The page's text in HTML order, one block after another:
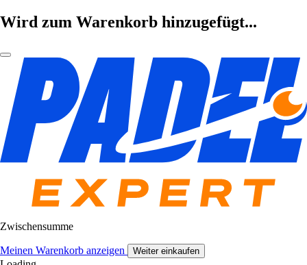
Wird zum Warenkorb hinzugefügt...
Zwischensumme
Meinen Warenkorb anzeigen Weiter einkaufen